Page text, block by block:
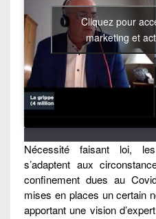
Cliquez pour
marketing et
Nécessité faisant loi,
s’adaptent aux
confinement dues au
mises en places un certain
apportant une vision